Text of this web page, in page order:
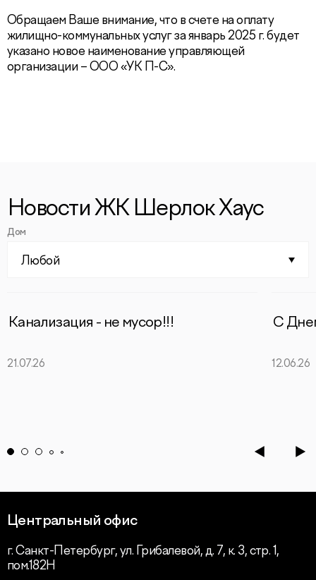
Обращаем Ваше внимание, что в счете на оплату
жилищно-коммунальных услуг за январь 2025 г. будет
указано новое наименование управляющей
организации – ООО «УК П-С».
Новости ЖК Шерлок Хаус
Дом
Любой
Канализация - не мусор!!!
21.07.26
С
12.06.26
Центральный офис
г. Санкт-Петербург, ул. Грибалевой, д. 7, к. 3, стр. 1,
пом.182Н